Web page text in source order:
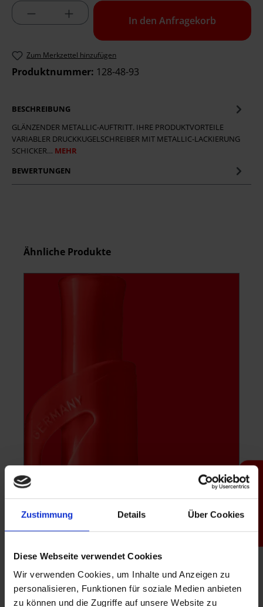
Zustimmung Details Über Cookies
Diese Webseite verwendet Cookies
Wir verwenden Cookies, um Inhalte und Anzeigen zu
personalisieren, Funktionen für soziale Medien anbieten
zu können und die Zugriffe auf unsere Website zu
Produktmenge: Geben Sie die
In den Anfragekorb
Zum Merkzettel hinzufügen
Produktnummer: 128-48-93
BESCHREIBUNG
GLÄNZENDER METALLIC-AUFTRITT. IHRE PRODUKTVORTEILE
VARIABLER DRUCKKUGELSCHREIBER MIT METALLIC-LACKIERUNG
SCHICKER… MEHR
BEWERTUNGEN
Produktgalerie überspringen
Ähnliche Produkte
Produktfinder